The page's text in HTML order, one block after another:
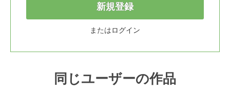
新規登録
またはログイン
同じユーザーの作品